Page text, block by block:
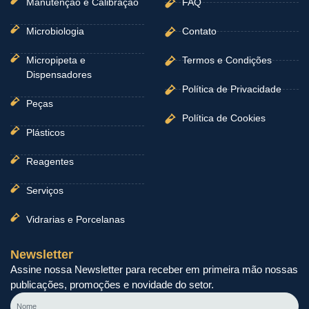
Manutenção e Calibração
Microbiologia
Micropipeta e
Dispensadores
Peças
Plásticos
Reagentes
Serviços
Vidrarias e Porcelanas
FAQ
Contato
Termos e Condições
Política de Privacidade
Política de Cookies
Newsletter
Assine nossa Newsletter para receber em primeira mão nossas
publicações, promoções e novidade do setor.
Nome